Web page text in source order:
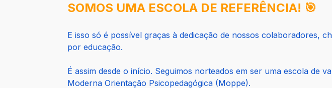
SOMOS UMA ESCOLA DE REFERÊNCIA! 🎯
E isso só é possível graças à dedicação de nossos colaboradores,
por educação.
É assim desde o início. Seguimos norteados em ser uma escola de
Moderna Orientação Psicopedagógica (Moppe).